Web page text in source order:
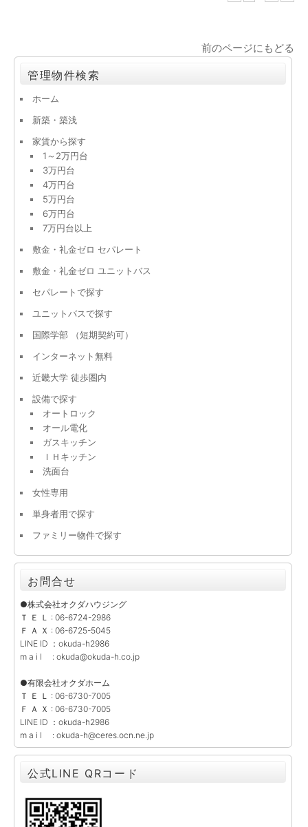
前のページにもどる
管理物件検索
ホーム
新築・築浅
家賃から探す
1～2万円台
3万円台
4万円台
5万円台
6万円台
7万円台以上
敷金・礼金ゼロ セパレート
敷金・礼金ゼロ ユニットバス
セパレートで探す
ユニットバスで探す
国際学部 （短期契約可）
インターネット無料
近畿大学 徒歩圏内
設備で探す
オートロック
オール電化
ガスキッチン
ＩＨキッチン
洗面台
女性専用
単身者用で探す
ファミリー物件で探す
お問合せ
●株式会社オクダハウジング
Ｔ Ｅ Ｌ : 06-6724-2986
Ｆ Ａ Ｘ : 06-6725-5045
LINE ID ：okuda-h2986
m a i l : okuda@okuda-h.co.jp
●有限会社オクダホーム
Ｔ Ｅ Ｌ : 06-6730-7005
Ｆ Ａ Ｘ : 06-6730-7005
LINE ID ：okuda-h2986
m a i l : okuda-h@ceres.ocn.ne.jp
公式LINE QRコード